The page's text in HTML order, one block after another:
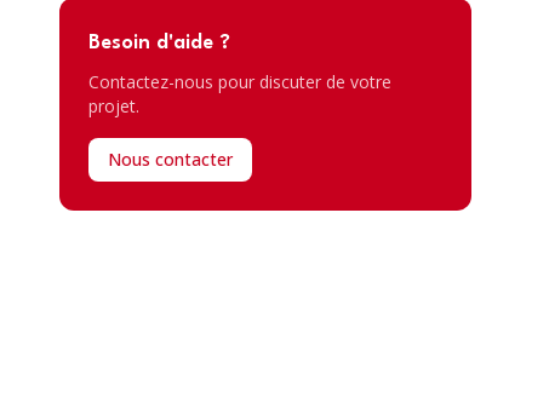
Besoin d'aide ?
Contactez-nous pour discuter de votre
projet.
Nous contacter